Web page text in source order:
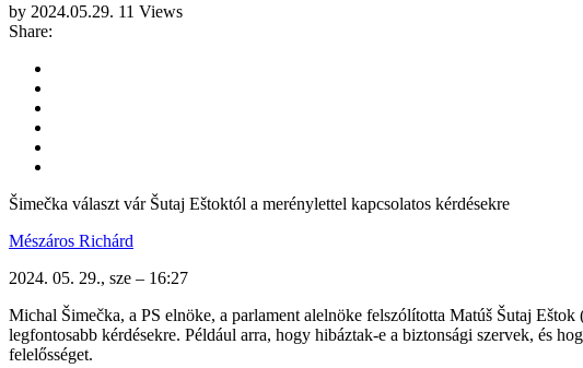
by 2024.05.29. 11 Views
Share:
Šimečka választ vár Šutaj Eštoktól a merénylettel kapcsolatos kérdésekre
Mészáros Richárd
2024. 05. 29., sze – 16:27
Michal Šimečka, a PS elnöke, a parlament alelnöke felszólította Matúš Šutaj
legfontosabb kérdésekre. Például arra, hogy hibáztak-e a biztonsági szervek, és
felelősséget.